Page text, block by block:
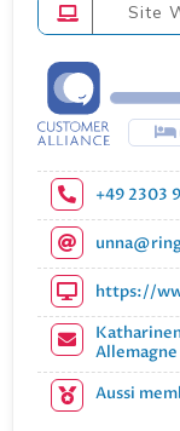
Site
+49 2303
https://
Allemagne
Aussi